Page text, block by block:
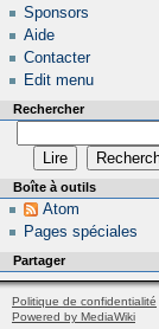
Sponsors
Aide
Contacter
Edit menu
Rechercher
Boîte à outils
Atom
Pages spéciales
Partager
Politique de confidentialité
Powered by MediaWiki